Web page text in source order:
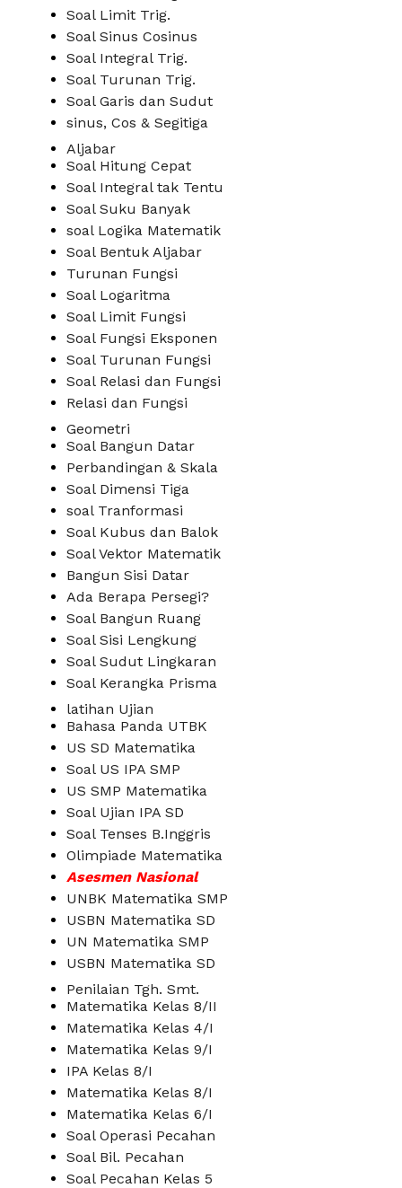
Soal Limit Trig.
Soal Sinus Cosinus
Soal Integral Trig.
Soal Turunan Trig.
Soal Garis dan Sudut
sinus, Cos & Segitiga
Aljabar
Soal Hitung Cepat
Soal Integral tak Tentu
Soal Suku Banyak
soal Logika Matematik
Soal Bentuk Aljabar
Turunan Fungsi
Soal Logaritma
Soal Limit Fungsi
Soal Fungsi Eksponen
Soal Turunan Fungsi
Soal Relasi dan Fungsi
Relasi dan Fungsi
Geometri
Soal Bangun Datar
Perbandingan & Skala
Soal Dimensi Tiga
soal Tranformasi
Soal Kubus dan Balok
Soal Vektor Matematik
Bangun Sisi Datar
Ada Berapa Persegi?
Soal Bangun Ruang
Soal Sisi Lengkung
Soal Sudut Lingkaran
Soal Kerangka Prisma
latihan Ujian
Bahasa Panda UTBK
US SD Matematika
Soal US IPA SMP
US SMP Matematika
Soal Ujian IPA SD
Soal Tenses B.Inggris
Olimpiade Matematika
Asesmen Nasional
UNBK Matematika SMP
USBN Matematika SD
UN Matematika SMP
USBN Matematika SD
Penilaian Tgh. Smt.
Matematika Kelas 8/II
Matematika Kelas 4/I
Matematika Kelas 9/I
IPA Kelas 8/I
Matematika Kelas 8/I
Matematika Kelas 6/I
Soal Operasi Pecahan
Soal Bil. Pecahan
Soal Pecahan Kelas 5